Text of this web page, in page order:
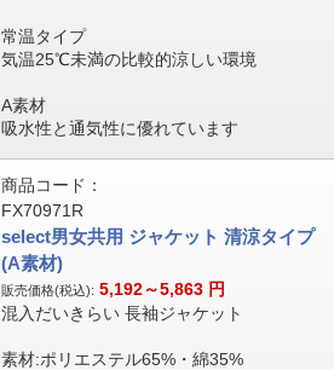
常温タイプ
気温25℃未満の比較的涼しい環境
A素材
吸水性と通気性に優れています
商品コード：
FX70971R
select男女共用 ジャケット 清涼タイプ
(A素材)
販売価格(税込): 5,192～5,863 円
混入だいきらい 長袖ジャケット
素材:ポリエステル65%・綿35%